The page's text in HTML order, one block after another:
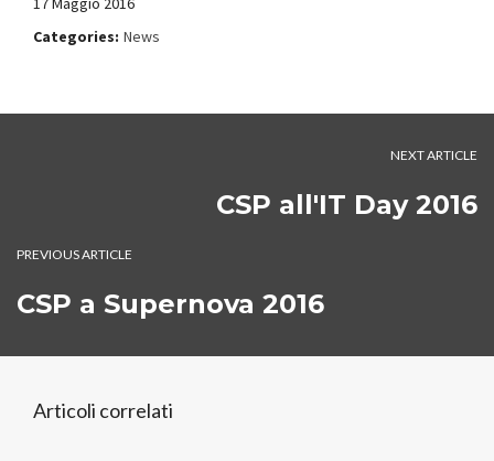
Categories: News
NEXT ARTICLE
CSP all'IT Day 2016
PREVIOUS ARTICLE
CSP a Supernova 2016
Articoli correlati